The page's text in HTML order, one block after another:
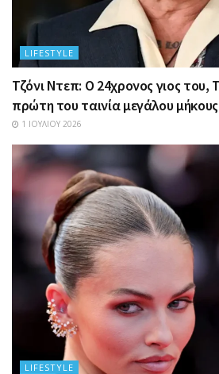
LIFESTYLE
Τζόνι Ντεπ: Ο 24χρονος γιος του,
πρώτη του ταινία μεγάλου
1 ΙΟΥΛΊΟΥ 2026
LIFESTYLE